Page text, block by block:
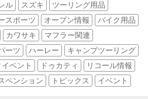
ル スズキ
ツーリング用品
スポーツ オープン情報
バイク用品
カワサキ
マフラー関連
ーツ ハーレー
キャンプツーリング
ベント ドゥカティ
リコール情報
ペンション トピックス イベント